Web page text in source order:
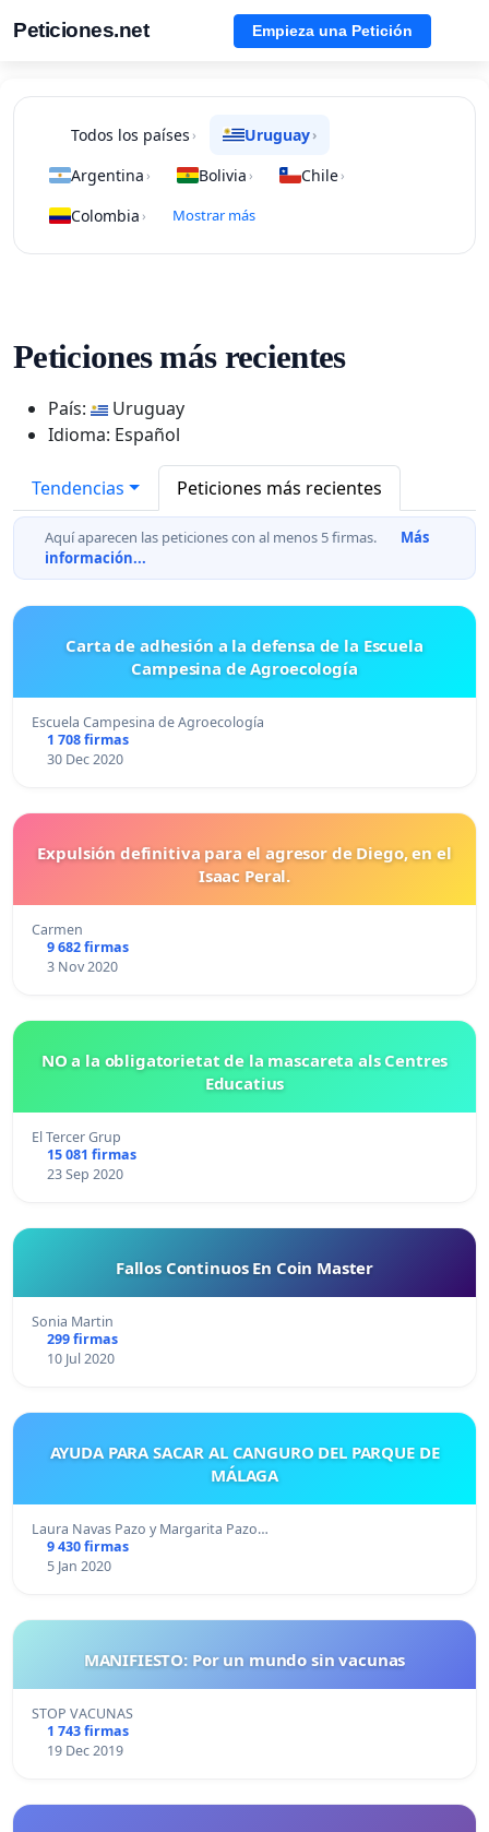
Peticiones.net Empieza una Petición
Todos los países › Uruguay›
Argentina › Bolivia › Chile›
Colombia › Mostrar más
Peticiones más recientes
País:
Uruguay
Idioma: Español
Tendencias Peticiones más recientes
Aquí aparecen las peticiones con al menos 5 firmas.
Más
información...
Carta de adhesión a la defensa de la Escuela
Campesina de Agroecología
Escuela Campesina de Agroecología
1 708 firmas
30 Dec 2020
Expulsión definitiva para el agresor de Diego, en el
Isaac Peral.
Carmen
9 682 firmas
3 Nov 2020
NO a la obligatorietat de la mascareta als Centres
Educatius
El Tercer Grup
15 081 firmas
23 Sep 2020
Fallos Continuos En Coin Master
Sonia Martin
299 firmas
10 Jul 2020
AYUDA PARA SACAR AL CANGURO DEL PARQUE DE
MÁLAGA
Laura Navas Pazo y Margarita Pazo…
9 430 firmas
5 Jan 2020
MANIFIESTO: Por un mundo sin vacunas
STOP VACUNAS
1 743 firmas
19 Dec 2019